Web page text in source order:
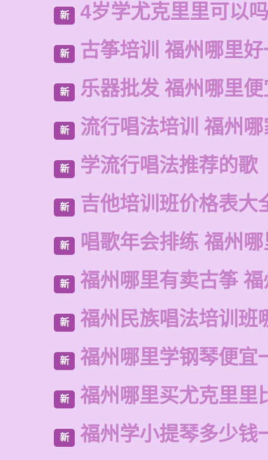
新 4岁学尤克里里可以吗
新 古筝培训 福州哪里
新 乐器批发 福州哪里
新 流行唱法培训 福州
新 学流行唱法推荐的歌
新 吉他培训班价格表大
新 唱歌年会排练 福州
新 福州哪里有卖古筝
新 福州民族唱法培训班
新 福州哪里学钢琴便宜
新 福州哪里买尤克里里
新 福州学小提琴多少钱